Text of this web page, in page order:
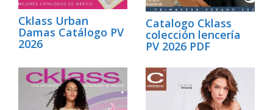
Cklass Urban
Damas Catálogo PV
2026
Catalogo Cklass
colección lencería
PV 2026 PDF